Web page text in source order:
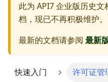
此为 API7 企业版历史文
档，现已不再积极维护。
最新的文档请参阅 最新
快速入门 许可证管